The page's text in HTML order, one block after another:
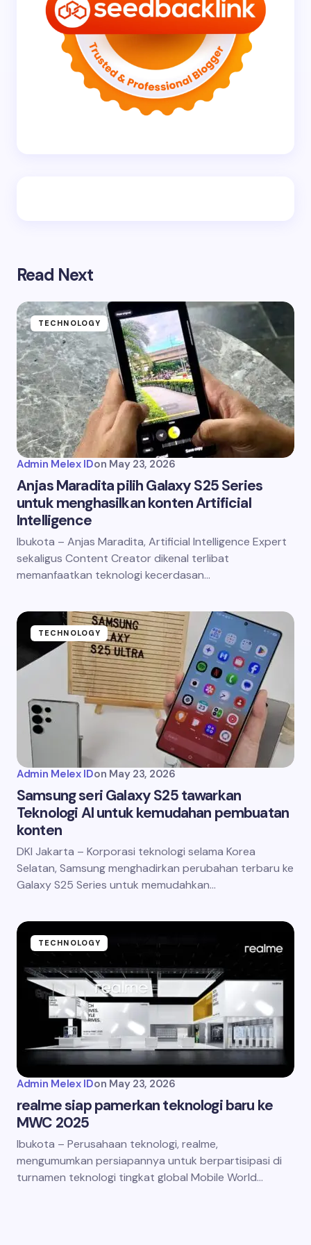
Read Next
TECHNOLOGY
Admin Melex IDon May 23, 2026
Anjas Maradita pilih Galaxy S25 Series
untuk menghasilkan konten Artificial
Intelligence
Ibukota – Anjas Maradita, Artificial Intelligence Expert
sekaligus Content Creator dikenal terlibat
memanfaatkan teknologi kecerdasan…
TECHNOLOGY
Admin Melex IDon May 23, 2026
Samsung seri Galaxy S25 tawarkan
Teknologi AI untuk kemudahan pembuatan
konten
DKI Jakarta – Korporasi teknologi selama Korea
Selatan, Samsung menghadirkan perubahan terbaru ke
Galaxy S25 Series untuk memudahkan…
TECHNOLOGY
Admin Melex IDon May 23, 2026
realme siap pamerkan teknologi baru ke
MWC 2025
Ibukota – Perusahaan teknologi, realme,
mengumumkan persiapannya untuk berpartisipasi di
turnamen teknologi tingkat global Mobile World…